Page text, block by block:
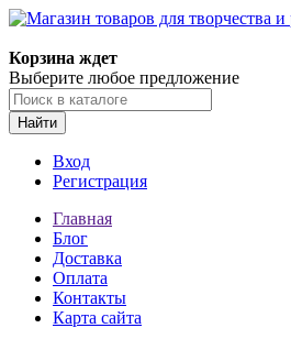
Корзина ждет
Выберите любое предложение
Найти
Вход
Регистрация
Главная
Блог
Доставка
Оплата
Контакты
Карта сайта